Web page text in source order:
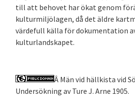
till att behovet har ökat genom
kulturmiljölagen, då det äldre
värdefull källa för dokumentation
kulturlandskapet.
Â Män vid hällkista vid
Undersökning av Ture J. Arne 1905.